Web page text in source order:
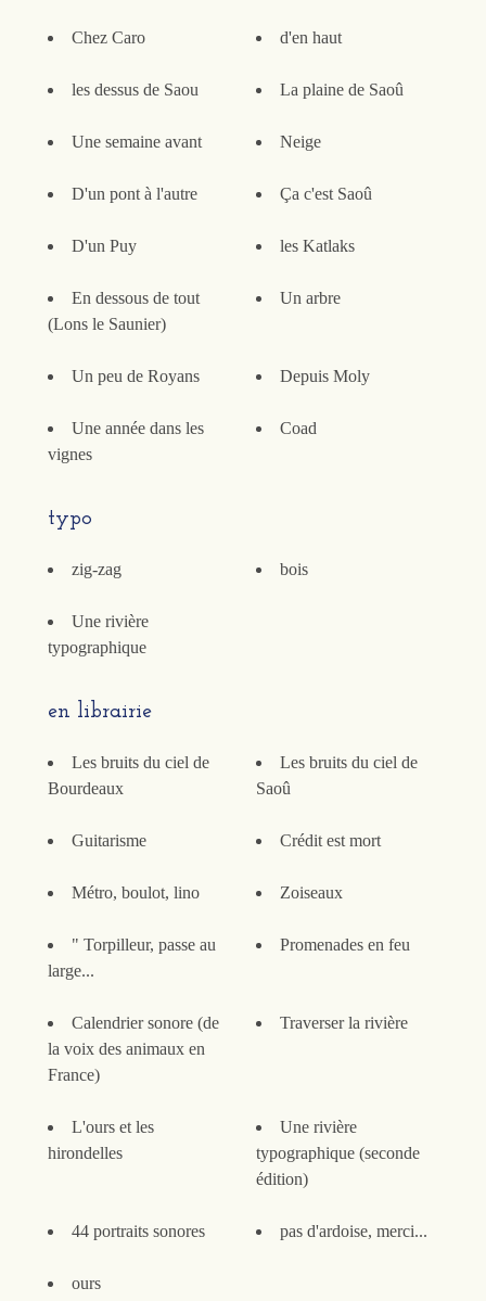
Chez Caro d'en haut
les dessus de Saou La plaine de Saoû
Une semaine avant Neige
D'un pont à l'autre Ça c'est Saoû
D'un Puy les Katlaks
En dessous de tout
(Lons le Saunier)
Un arbre
Un peu de Royans Depuis Moly
Une année dans les
vignes
Coad
typo
zig-zag bois
Une rivière
typographique
en librairie
Les bruits du ciel de
Bourdeaux
Les bruits du ciel de
Saoû
Guitarisme Crédit est mort
Métro, boulot, lino Zoiseaux
" Torpilleur, passe au
large...
Promenades en feu
Calendrier sonore (de
la voix des animaux en
France)
Traverser la rivière
L'ours et les
hirondelles
Une rivière
typographique (seconde
édition)
44 portraits sonores pas d'ardoise, merci...
ours